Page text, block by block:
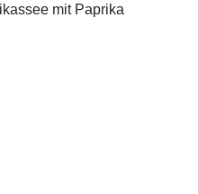
mit Paprika